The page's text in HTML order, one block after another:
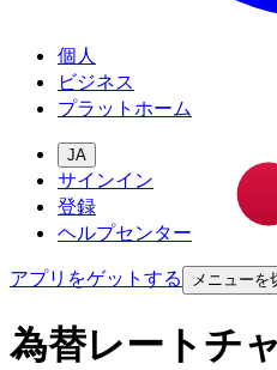
個人
ビジネス
プラットホーム
JA
サインイン
登録
ヘルプセンター
アプリをゲットする
メニューを
為替レートチ